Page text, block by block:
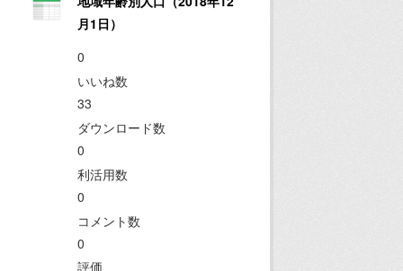
月1日）
0
いいね数
33
ダウンロード数
0
利活用数
0
コメント数
0
評価